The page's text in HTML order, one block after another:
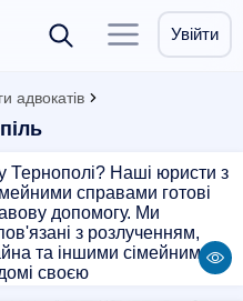
Увійти
адвокатів
Тернополі? Наші юристи з
справами готові
допомогу. Ми
з розлученням,
та іншими сімейними
своєю